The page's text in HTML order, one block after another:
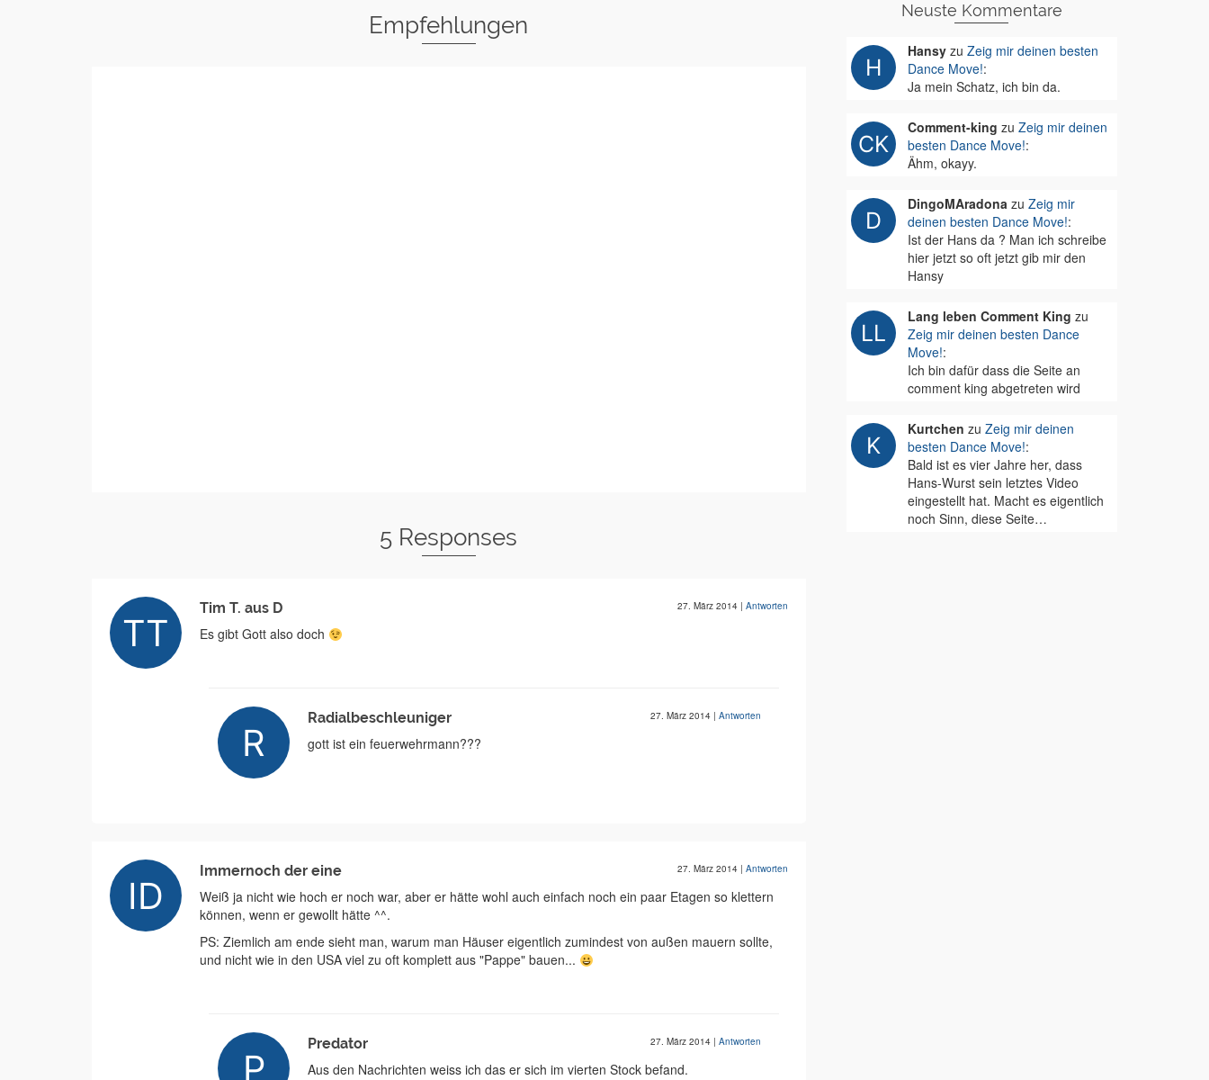
Empfehlungen
5 Responses
Tim T. aus D 27. März 2014 | Antworten
Es gibt Gott also doch
Radialbeschleuniger 27. März 2014 | Antworten
gott ist ein feuerwehrmann???
Immernoch der eine 27. März 2014 | Antworten
Weiß ja nicht wie hoch er noch war, aber er hätte wohl auch einfach noch ein paar Etagen so klettern
können, wenn er gewollt hätte ^^.
PS: Ziemlich am ende sieht man, warum man Häuser eigentlich zumindest von außen mauern sollte,
und nicht wie in den USA viel zu oft komplett aus "Pappe" bauen...
Predator 27. März 2014 | Antworten
Aus den Nachrichten weiss ich das er sich im vierten Stock befand.
Neuste Kommentare
Hansyzu Zeig mir deinen besten
Dance Move!:
Ja mein Schatz, ich bin da.
Comment-king zu Zeig mir deinen
besten Dance Move!:
Ähm, okayy.
DingoMAradonazu Zeig mir
deinen besten Dance Move!:
Ist der Hans da ? Man ich schreibe
hier jetzt so oft jetzt gib mir den
Hansy
Lang leben Comment King zu
Zeig mir deinen besten Dance
Move!:
Ich bin dafür dass die Seite an
comment king abgetreten wird
Kurtchen zu Zeig mir deinen
besten Dance Move!:
Bald ist es vier Jahre her, dass
Hans-Wurst sein letztes Video
eingestellt hat. Macht es eigentlich
noch Sinn, diese Seite…